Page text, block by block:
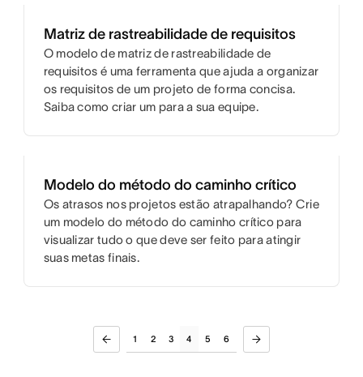
Matriz de rastreabilidade de requisitos
O modelo de matriz de rastreabilidade de
requisitos é uma ferramenta que ajuda a organizar
os requisitos de um projeto de forma concisa.
Saiba como criar um para a sua equipe.
Modelo do método do caminho crítico
Os atrasos nos projetos estão atrapalhando? Crie
um modelo do método do caminho crítico para
visualizar tudo o que deve ser feito para atingir
suas metas finais.
1 2 3 4 5 6